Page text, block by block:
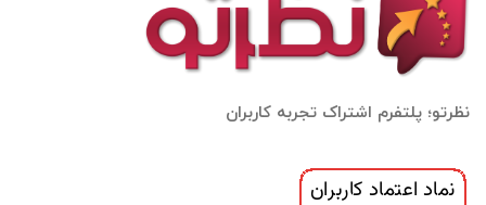
نظرتو؛ پلتفرم اشتراک تجربه کاربران